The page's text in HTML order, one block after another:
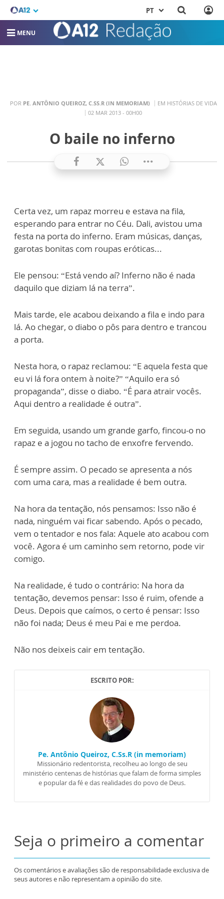
PT
MENU
POR PE. ANTÔNIO QUEIROZ, C.SS.R (IN MEMORIAM)
EM HISTÓRIAS DE VIDA
02 MAR 2013 - 00H00
O baile no inferno
Certa vez, um rapaz morreu e estava na fila,
esperando para entrar no Céu. Dali, avistou uma
festa na porta do inferno. Eram músicas, danças,
garotas bonitas com roupas eróticas...
Ele pensou: “Está vendo aí? Inferno não é nada
daquilo que diziam lá na terra”.
Mais tarde, ele acabou deixando a fila e indo para
lá. Ao chegar, o diabo o pôs para dentro e trancou
a porta.
Nesta hora, o rapaz reclamou: “E aquela festa que
eu vi lá fora ontem à noite?” “Aquilo era só
propaganda”, disse o diabo. “É para atrair vocês.
Aqui dentro a realidade é outra”.
Em seguida, usando um grande garfo, fincou-o no
rapaz e a jogou no tacho de enxofre fervendo.
É sempre assim. O pecado se apresenta a nós
com uma cara, mas a realidade é bem outra.
Na hora da tentação, nós pensamos: Isso não é
nada, ninguém vai ficar sabendo. Após o pecado,
vem o tentador e nos fala: Aquele ato acabou com
você. Agora é um caminho sem retorno, pode vir
comigo.
Na realidade, é tudo o contrário: Na hora da
tentação, devemos pensar: Isso é ruim, ofende a
Deus. Depois que caímos, o certo é pensar: Isso
não foi nada; Deus é meu Pai e me perdoa.
Não nos deixeis cair em tentação.
ESCRITO POR:
Pe. Antônio Queiroz, C.Ss.R (in memoriam)
Missionário redentorista, recolheu ao longo de seu
ministério centenas de histórias que falam de forma simples
e popular da fé e das realidades do povo de Deus.
Seja o primeiro a comentar
Os comentários e avaliações são de responsabilidade exclusiva de
seus autores e não representam a opinião do site.